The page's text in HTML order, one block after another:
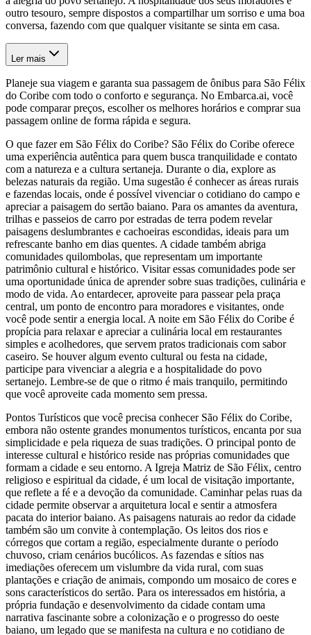
outro tesouro, sempre dispostos a compartilhar um sorriso e uma boa
conversa, fazendo com que qualquer visitante se sinta em casa.
Ler mais
Planeje sua viagem e garanta sua passagem de ônibus para São Félix
do Coribe com todo o conforto e segurança. No Embarca.ai, você
pode comparar preços, escolher os melhores horários e comprar sua
passagem online de forma rápida e segura.
O que fazer em São Félix do Coribe? São Félix do Coribe oferece
uma experiência autêntica para quem busca tranquilidade e contato
com a natureza e a cultura sertaneja. Durante o dia, explore as
belezas naturais da região. Uma sugestão é conhecer as áreas rurais
e fazendas locais, onde é possível vivenciar o cotidiano do campo e
apreciar a paisagem do sertão baiano. Para os amantes da aventura,
trilhas e passeios de carro por estradas de terra podem revelar
paisagens deslumbrantes e cachoeiras escondidas, ideais para um
refrescante banho em dias quentes. A cidade também abriga
comunidades quilombolas, que representam um importante
patrimônio cultural e histórico. Visitar essas comunidades pode ser
uma oportunidade única de aprender sobre suas tradições, culinária e
modo de vida. Ao entardecer, aproveite para passear pela praça
central, um ponto de encontro para moradores e visitantes, onde
você pode sentir a energia local. A noite em São Félix do Coribe é
propícia para relaxar e apreciar a culinária local em restaurantes
simples e acolhedores, que servem pratos tradicionais com sabor
caseiro. Se houver algum evento cultural ou festa na cidade,
participe para vivenciar a alegria e a hospitalidade do povo
sertanejo. Lembre-se de que o ritmo é mais tranquilo, permitindo
que você aproveite cada momento sem pressa.
Pontos Turísticos que você precisa conhecer São Félix do Coribe,
embora não ostente grandes monumentos turísticos, encanta por sua
simplicidade e pela riqueza de suas tradições. O principal ponto de
interesse cultural e histórico reside nas próprias comunidades que
formam a cidade e seu entorno. A Igreja Matriz de São Félix, centro
religioso e espiritual da cidade, é um local de visitação importante,
que reflete a fé e a devoção da comunidade. Caminhar pelas ruas da
cidade permite observar a arquitetura local e sentir a atmosfera
pacata do interior baiano. As paisagens naturais ao redor da cidade
também são um convite à contemplação. Os leitos dos rios e
córregos que cortam a região, especialmente durante o período
chuvoso, criam cenários bucólicos. As fazendas e sítios nas
imediações oferecem um vislumbre da vida rural, com suas
plantações e criação de animais, compondo um mosaico de cores e
sons característicos do sertão. Para os interessados em história, a
própria fundação e desenvolvimento da cidade contam uma
narrativa fascinante sobre a colonização e o progresso do oeste
baiano, um legado que se manifesta na cultura e no cotidiano de